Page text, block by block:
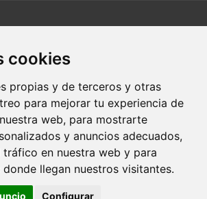
cookies
propias y de terceros y otras
para mejorar tu experiencia de
web, para mostrarte
y anuncios adecuados,
tráfico en nuestra web y para
llegan nuestros visitantes.
Configurar
C/ Santa María, 34
de los condes (Palencia)
690 ... Clic para ver
portaldetuciudad.com